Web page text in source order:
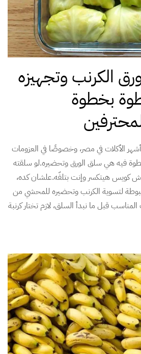
الكرنب وتجهيزه
بخطوة
الأكلات في مصر، وخصوصًا في العزومات
فيه هي سلق الورق وتحضيره.لو سلقته
كويس هيتكسر وإنت بتلفّه.علشان كده،
لتسوية الكرنب وتحضيره للمحشي من
قبل ما نبدأ السلق، لازم تختار كرنبة